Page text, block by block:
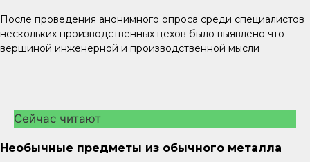
После проведения анонимного опроса среди специалистов
нескольких производственных цехов было выявлено что
вершиной инженерной и производственной мысли
Сейчас читают
Необычные предметы из обычного металла